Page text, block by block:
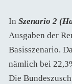
In Szenario 2
Ausgaben der
Basisszenario.
nämlich bei
Die